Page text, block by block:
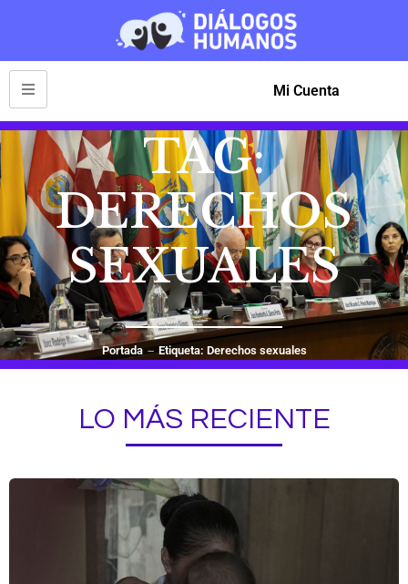
Mi Cuenta
TAG:
DERECHOS
SEXUALES
Portada Etiqueta: Derechos sexuales
LO MÁS RECIENTE